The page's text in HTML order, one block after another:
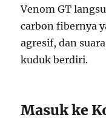
Venom GT
carbon fibernya
agresif, dan
kuduk berdiri.
Masuk ke